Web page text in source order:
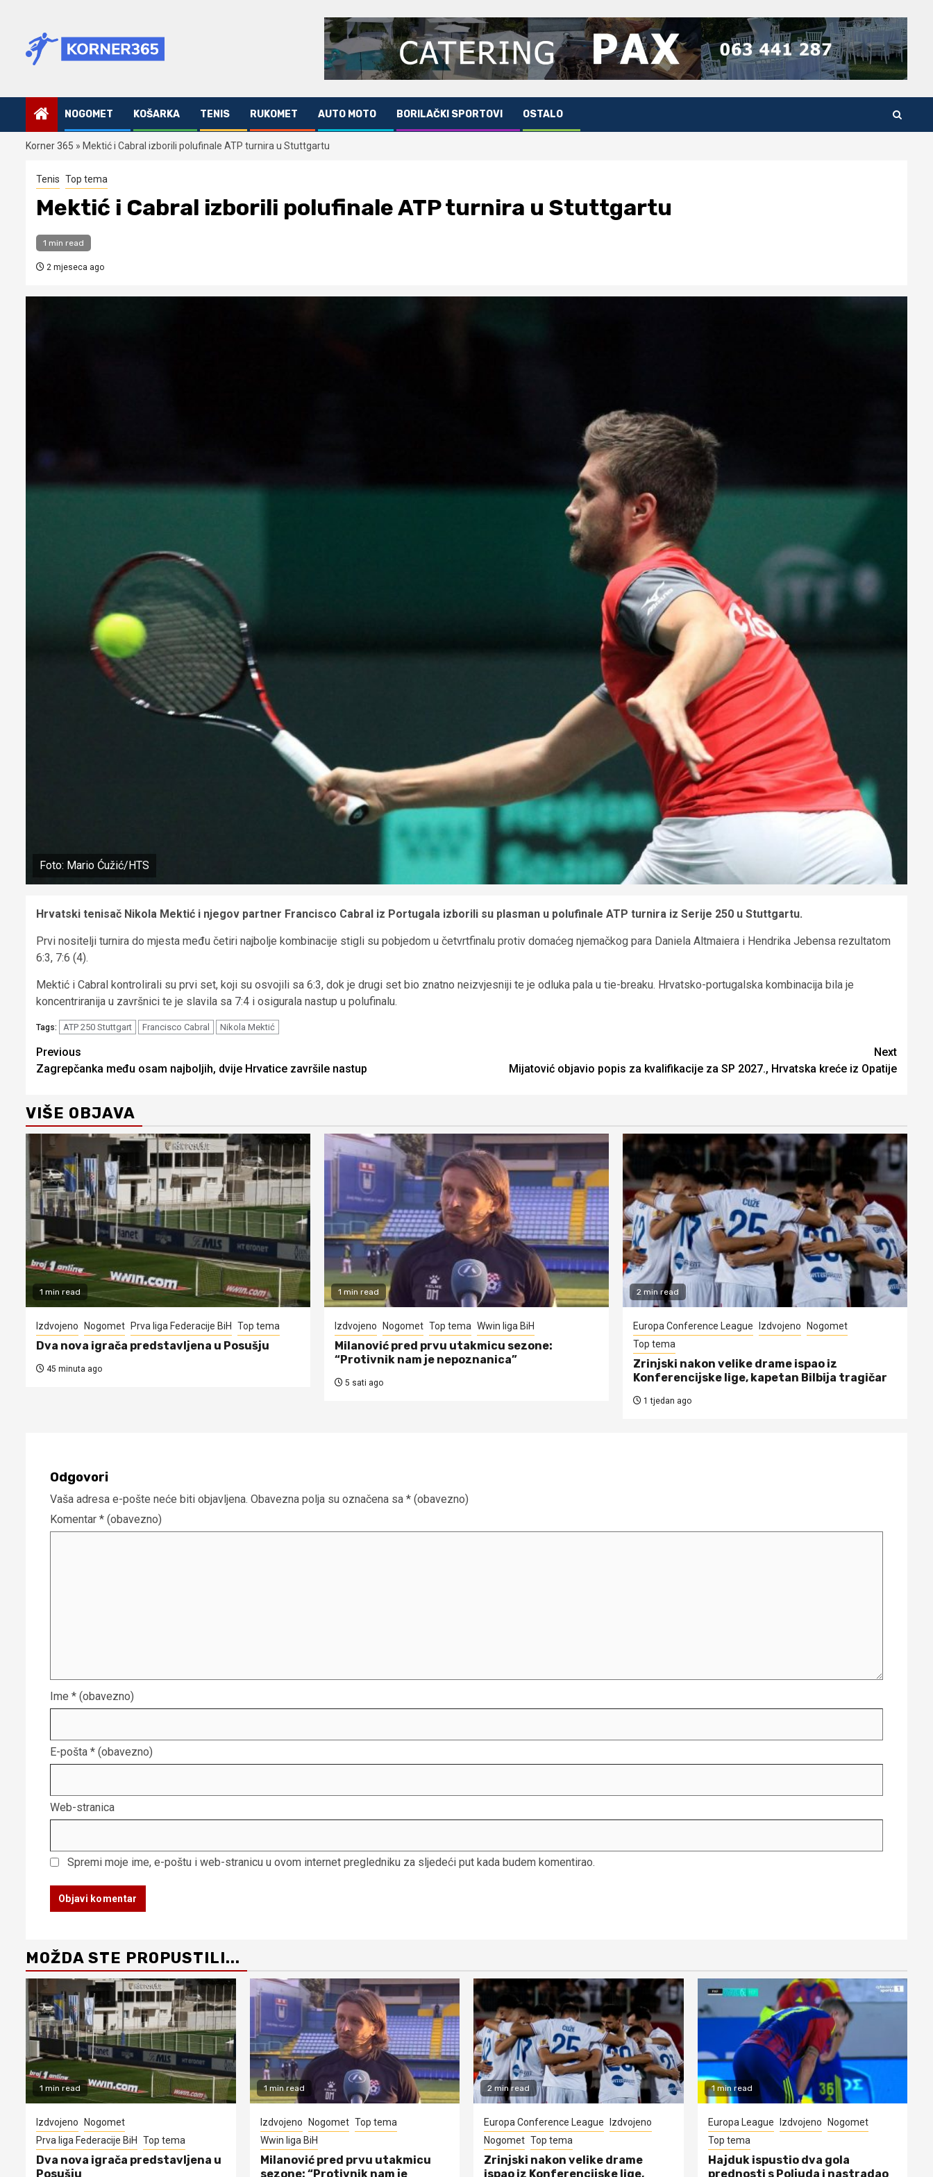
content
NOGOMET KOŠARKA TENIS RUKOMET AUTO MOTO BORILAČKI SPORTOVI OSTALO
Korner 365 » Mektić i Cabral izborili polufinale ATP turnira u Stuttgartu
Tenis Top tema
Mektić i Cabral izborili polufinale ATP turnira u Stuttgartu
1 min read
2 mjeseca ago
Foto: Mario Ćužić/HTS
Hrvatski tenisač Nikola Mektić i njegov partner Francisco Cabral iz Portugala izborili su plasman u polufinale ATP turnira iz Serije 250 u Stuttgartu.
Prvi nositelji turnira do mjesta među četiri najbolje kombinacije stigli su pobjedom u četvrtfinalu protiv domaćeg njemačkog para Daniela Altmaiera i Hendrika Jebensa rezultatom
6:3, 7:6 (4).
Mektić i Cabral kontrolirali su prvi set, koji su osvojili sa 6:3, dok je drugi set bio znatno neizvjesniji te je odluka pala u tie-breaku. Hrvatsko-portugalska kombinacija bila je
koncentriranija u završnici te je slavila sa 7:4 i osigurala nastup u polufinalu.
Tags: ATP 250 Stuttgart Francisco Cabral Nikola Mektić
Continue
Reading
Previous
Zagrepčanka među osam najboljih, dvije Hrvatice završile nastup
Next
Mijatović objavio popis za kvalifikacije za SP 2027., Hrvatska kreće iz Opatije
VIŠE OBJAVA
1 min read
Izdvojeno Nogomet Prva liga Federacije BiH Top tema
Dva nova igrača predstavljena u Posušju
45 minuta ago
1 min read
Izdvojeno Nogomet Top tema Wwin liga BiH
Milanović pred prvu utakmicu sezone:
“Protivnik nam je nepoznanica”
5 sati ago
2 min read
Europa Conference League Izdvojeno
Nogomet
Top tema
Zrinjski nakon velike drame ispao iz
Konferencijske lige, kapetan Bilbija tragičar
1 tjedan ago
Odgovori
Vaša adresa e-pošte neće biti objavljena. Obavezna polja su označena sa * (obavezno)
Komentar * (obavezno)
Ime * (obavezno)
E-pošta * (obavezno)
Web-stranica
Spremi moje ime, e-poštu i web-stranicu u ovom internet pregledniku za sljedeći put kada budem komentirao.
MOŽDA STE PROPUSTILI...
1 min read
Izdvojeno
Nogomet
Prva liga Federacije BiH
Top tema
Dva nova igrača predstavljena u
Posušju
1 min read
Izdvojeno Nogomet Top tema
Wwin liga BiH
Milanović pred prvu utakmicu
sezone: “Protivnik nam je
2 min read
Europa Conference League
Izdvojeno
Nogomet Top tema
Zrinjski nakon velike drame
ispao iz Konferencijske lige,
1 min read
Europa League Izdvojeno
Nogomet
Top tema
Hajduk ispustio dva gola
prednosti s Poljuda i nastradao